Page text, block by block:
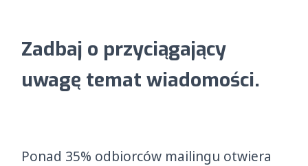
Zadbaj o przyciągający
uwagę temat wiadomości.
Ponad 35% odbiorców mailingu otwiera